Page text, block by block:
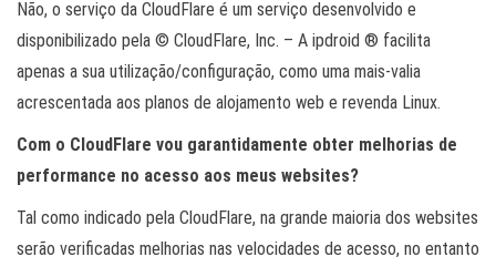
Não, o serviço da CloudFlare é um serviço desenvolvido e
disponibilizado pela © CloudFlare, Inc. – A ipdroid ® facilita
apenas a sua utilização/configuração, como uma mais-valia
acrescentada aos planos de alojamento web e revenda Linux.
Com o CloudFlare vou garantidamente obter melhorias de
performance no acesso aos meus websites?
Tal como indicado pela CloudFlare, na grande maioria dos websites
serão verificadas melhorias nas velocidades de acesso, no entanto